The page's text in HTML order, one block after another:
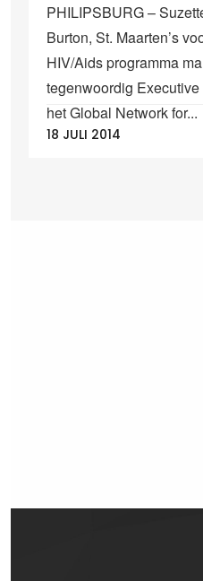
PHILIPSBURG –
Burton, St. Maarten’s
HIV/Aids programma
tegenwoordig
het Global Network for...
18 JULI 2014